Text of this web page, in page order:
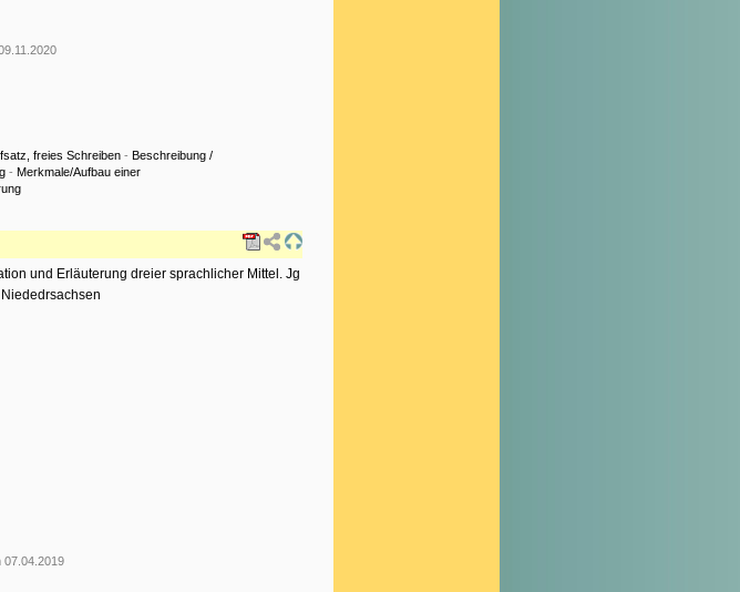
freies Schreiben - Beschreibung /
- Merkmale/Aufbau einer
und Erläuterung dreier sprachlicher Mittel. Jg
07.04.2019